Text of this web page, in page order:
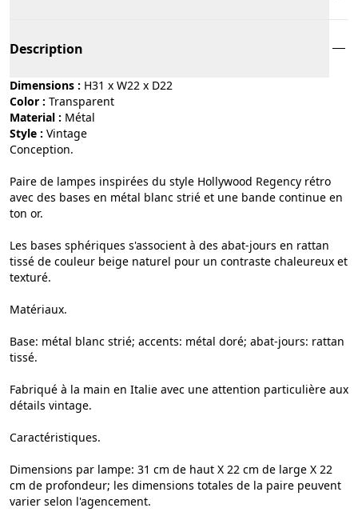
Description
Dimensions : H31 x W22 x D22
Color :
transparent
Material :
métal
Style :
vintage
Conception.
Paire de lampes inspirées du style Hollywood Regency rétro
avec des bases en métal blanc strié et une bande continue en
ton or.
Les bases sphériques s'associent à des abat-jours en rattan
tissé de couleur beige naturel pour un contraste chaleureux et
texturé.
Matériaux.
Base: métal blanc strié; accents: métal doré; abat-jours: rattan
tissé.
Fabriqué à la main en Italie avec une attention particulière aux
détails vintage.
Caractéristiques.
Dimensions par lampe: 31 cm de haut X 22 cm de large X 22
cm de profondeur; les dimensions totales de la paire peuvent
varier selon l'agencement.